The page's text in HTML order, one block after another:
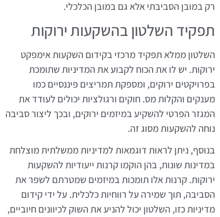
רק במובן הסביבתי אלא גם במובן הכלכלי.
תפקיד השלטון בהשקעות ירוקות
השלטון ממלא תפקיד מרכזי בקידום השקעות אימפקט
ירוקות. יש לו את הכוח לקבוע את המדיניות שתומכת
בפרויקטים ירוקים, ומספקת תמריצים פיננסיים כמו
מענקים והקלות מס. חוקים ורגולציות יכולים לעודד את
המגזר הפרטי להשקיע במיזמים ירוקים, ובכך ליצור סביבה
נוחה להשקעות מסוג זה.
בנוסף, ניתן לראות דוגמאות למדיניות ממשלתית מוצלחת
במדינות שונות, בהן הוקמו קרנות ייעודיות להשקעות
ירוקות. קרנות אלו תומכות במיזמים שמטרתם לשפר את
הסביבה, תוך שמירה על רווחיות כלכלית. על ידי קידום
מדיניות כזו, השלטון יכול להניע את השוק לכיוונים חיוביים,